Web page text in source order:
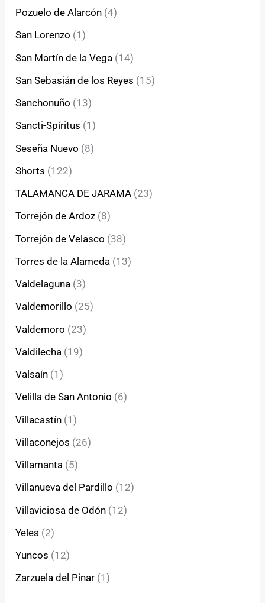
Pozuelo de Alarcón (4)
San Lorenzo (1)
San Martín de la Vega (14)
San Sebasián de los Reyes (15)
Sanchonuño (13)
Sancti-Spíritus (1)
Seseña Nuevo (8)
Shorts (122)
TALAMANCA DE JARAMA (23)
Torrejón de Ardoz (8)
Torrejón de Velasco (38)
Torres de la Alameda (13)
Valdelaguna (3)
Valdemorillo (25)
Valdemoro (23)
Valdilecha (19)
Valsaín (1)
Velilla de San Antonio (6)
Villacastín (1)
Villaconejos (26)
Villamanta (5)
Villanueva del Pardillo (12)
Villaviciosa de Odón (12)
Yeles (2)
Yuncos (12)
Zarzuela del Pinar (1)